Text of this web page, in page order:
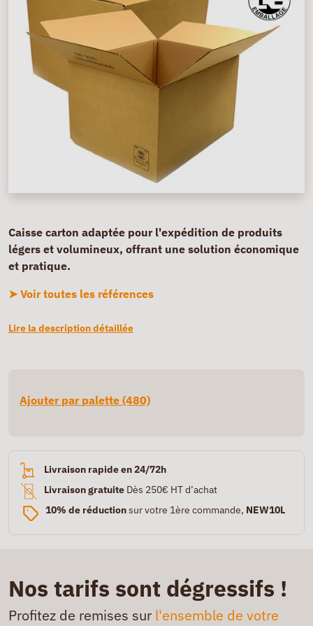
Caisse carton adaptée pour l'expédition de produits
légers et volumineux, offrant une solution économique
et pratique.
➤ Voir toutes les références
Lire la description détaillée
Ajouter par palette (480)
Livraison rapide en 24/72h
Livraison gratuite Dès 250€ HT d’achat
10% de réductionsur votre 1ère commande, NEW10L
Nos tarifs sont dégressifs !
Profitez de remises sur l'ensemble de votre